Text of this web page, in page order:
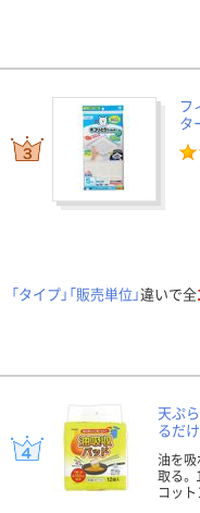
フ
タ
「タイプ」「販売単位」違いで全
天ぷ
るだ
油を吸
取る。
コット